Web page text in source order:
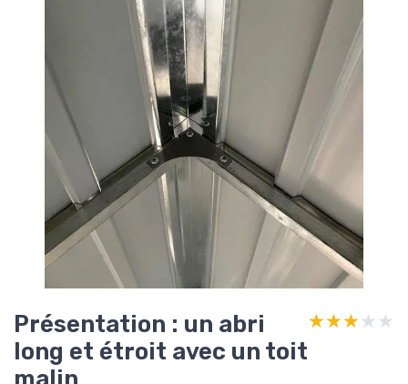
Présentation : un abri
long et étroit avec un toit
★★★★★
★★★★★